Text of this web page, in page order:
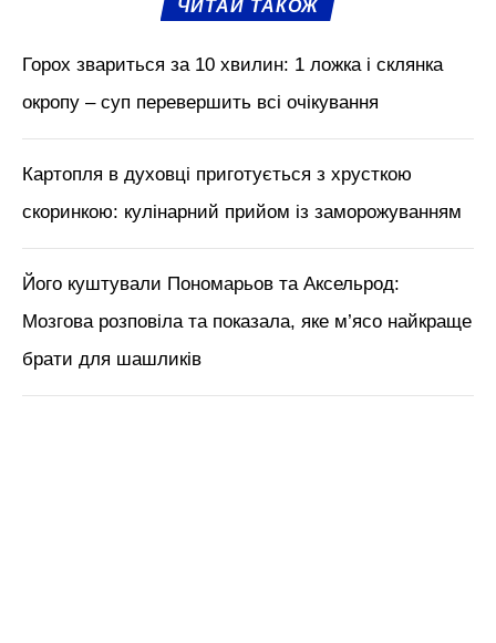
ЧИТАЙ ТАКОЖ
Горох звариться за 10 хвилин: 1 ложка і склянка
окропу – суп перевершить всі очікування
Картопля в духовці приготується з хрусткою
скоринкою: кулінарний прийом із заморожуванням
Його куштували Пономарьов та Аксельрод:
Мозгова розповіла та показала, яке м’ясо найкраще
брати для шашликів